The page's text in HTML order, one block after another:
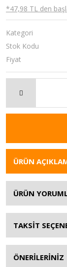
*47,98 TL den
Kategori
Stok Kodu
Fiyat
ÜRÜN
ÜRÜN
TAKSİT
ÖNERİLERİNİZ